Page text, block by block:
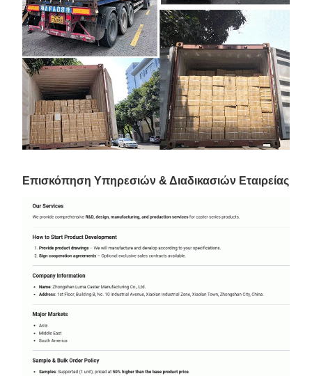
Επισκόπηση Υπηρεσιών & Διαδικασιών Εταιρείας